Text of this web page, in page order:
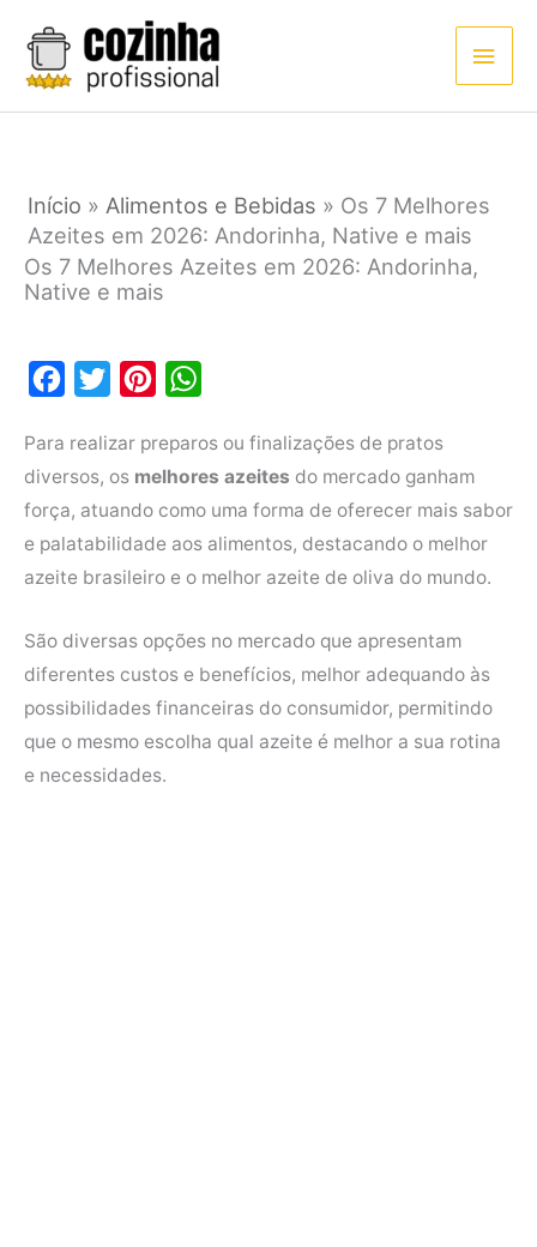
para
conteúdo
Início » Alimentos e Bebidas » Os 7 Melhores
Azeites em 2026: Andorinha, Native e mais
Os 7 Melhores Azeites em 2026: Andorinha,
Native e mais
c
e
b
k
i
t
t
n
t
e
s
t
a
t
s
p
Para realizar preparos ou finalizações de pratos
diversos, os melhores azeites do mercado ganham
força, atuando como uma forma de oferecer mais sabor
e palatabilidade aos alimentos, destacando o melhor
azeite brasileiro e o melhor azeite de oliva do mundo.
São diversas opções no mercado que apresentam
diferentes custos e benefícios, melhor adequando às
possibilidades financeiras do consumidor, permitindo
que o mesmo escolha qual azeite é melhor a sua rotina
e necessidades.